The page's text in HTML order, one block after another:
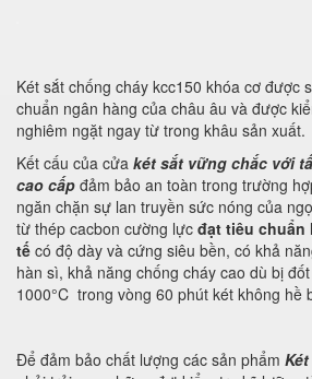
Két sắt chống cháy kcc150 khóa cơ được
chuẩn ngân hàng của châu âu và được
nghiêm ngặt ngay từ trong khâu sản xuất.
Kết cấu của cửa két sắt vững chắc với
cao cấp đảm bảo an toàn trong trường
ngăn chặn sự lan truyền sức nóng của
từ thép cacbon cường lực đạt tiêu chuẩn
tế có độ dày và cứng siêu bền, có khả
hàn sì, khả năng chống cháy cao dù bị
1000°C trong vòng 60 phút két không hề
Để đảm bảo chất lượng các sản phẩm